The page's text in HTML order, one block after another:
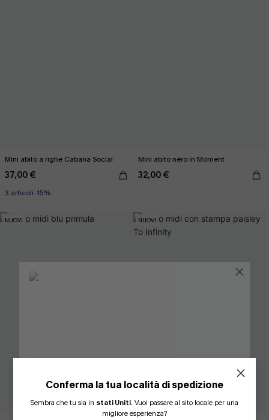
Mini abito a righe Cabana Social
37,00 €
3 articoli -15%
Mini abito nero In Moment
32,00 €
NUOVI NUOVI
Conferma la tua località di spedizione
Sembra che tu sia in stati Uniti. Vuoi passare al sito locale per una
migliore esperienza?
ISCRIVITI PER OTTENERE